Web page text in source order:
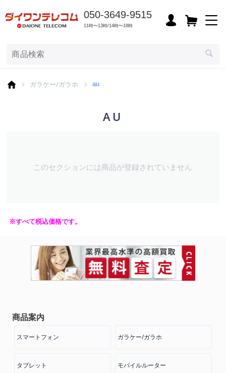
050-3649-9515
11時〜13時/14時〜18時
ガラケー/ガラホ au
AU
このセクションには商品が登録されていません
※すべて税込価格です。
商品案内
スマートフォン ガラケー/ガラホ
タブレット モバイルルーター